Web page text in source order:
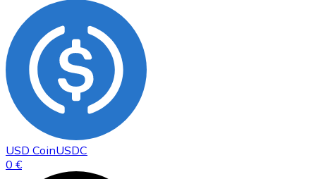
USD CoinUSDC
0 €